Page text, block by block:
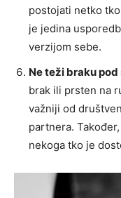
postojati netko
je jedina
verzijom sebe.
Ne teži braku
brak ili prsten na
važniji od
partnera.
nekoga tko je